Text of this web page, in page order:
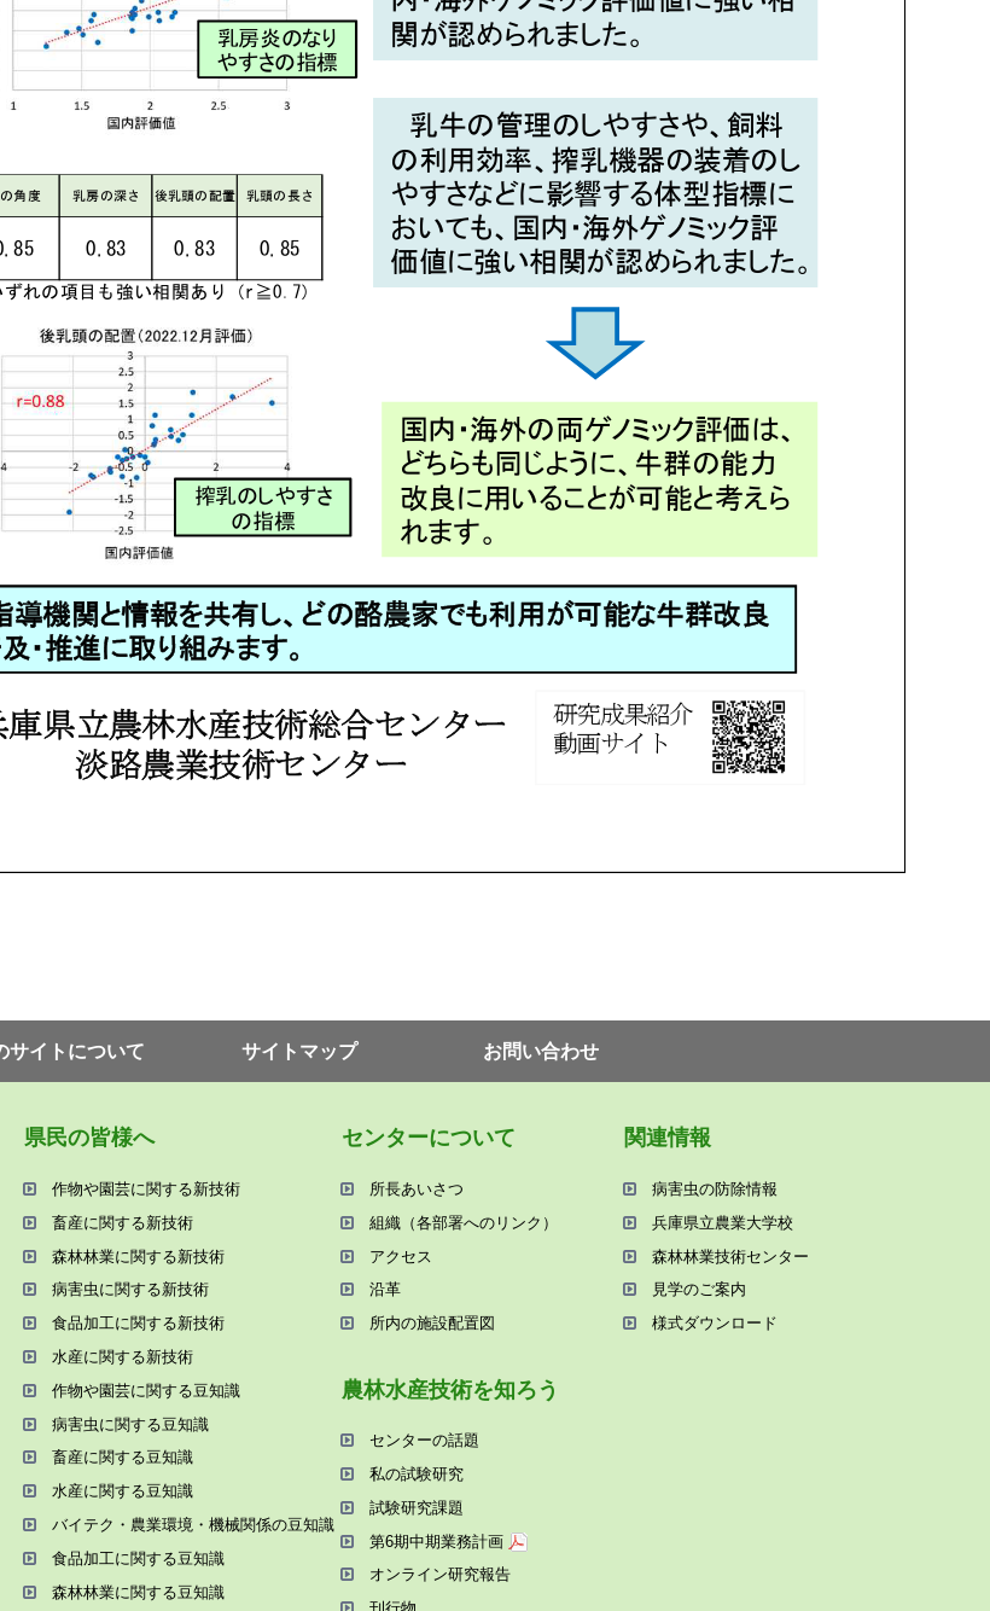
サイトについて サイトマップ お問い合わせ
県⺠の皆様へ
作物や園芸に関する新技術
畜産に関する新技術
森林林業に関する新技術
病害⾍に関する新技術
⾷品加⼯に関する新技術
⽔産に関する新技術
作物や園芸に関する⾖知識
病害⾍に関する⾖知識
畜産に関する⾖知識
⽔産に関する⾖知識
バイテク・農業環境・機械関係の⾖知識
⾷品加⼯に関する⾖知識
森林林業に関する⾖知識
センターについて
所⻑あいさつ
組織（各部署へのリンク）
アクセス
沿⾰
所内の施設配置図
農林⽔産技術を知ろう
センターの話題
私の試験研究
試験研究課題
第6期中期業務計画
オンライン研究報告
関連情報
病害⾍の防除情報
兵庫県⽴農業⼤学校
森林林業技術センター
⾒学のご案内
様式ダウンロード